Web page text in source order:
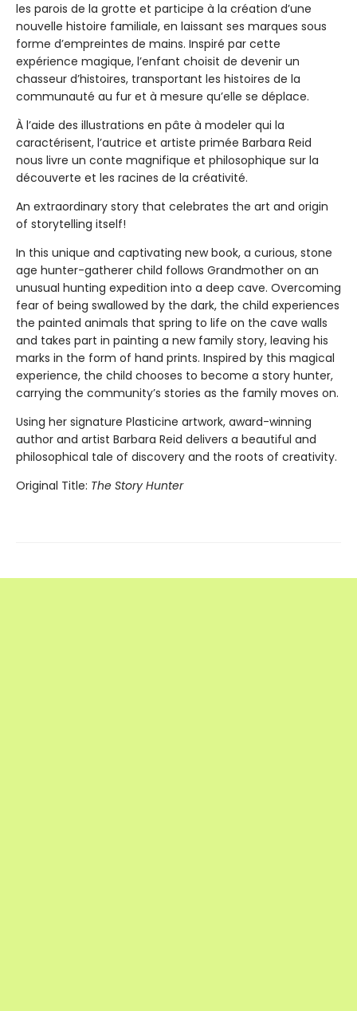
les parois de la grotte et participe à la création d’une
nouvelle histoire familiale, en laissant ses marques sous
forme d’empreintes de mains. Inspiré par cette
expérience magique, l’enfant choisit de devenir un
chasseur d’histoires, transportant les histoires de la
communauté au fur et à mesure qu’elle se déplace.
À l’aide des illustrations en pâte à modeler qui la
caractérisent, l’autrice et artiste primée Barbara Reid
nous livre un conte magnifique et philosophique sur la
découverte et les racines de la créativité.
An extraordinary story that celebrates the art and origin
of storytelling itself!
In this unique and captivating new book, a curious, stone
age hunter-gatherer child follows Grandmother on an
unusual hunting expedition into a deep cave. Overcoming
fear of being swallowed by the dark, the child experiences
the painted animals that spring to life on the cave walls
and takes part in painting a new family story, leaving his
marks in the form of hand prints. Inspired by this magical
experience, the child chooses to become a story hunter,
carrying the community’s stories as the family moves on.
Using her signature Plasticine artwork, award-winning
author and artist Barbara Reid delivers a beautiful and
philosophical tale of discovery and the roots of creativity.
Original Title: The Story Hunter